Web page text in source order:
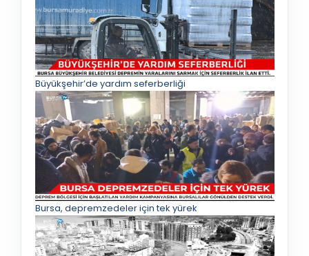
Büyükşehir’de yardım seferberliği
Bursa, depremzedeler için tek yürek